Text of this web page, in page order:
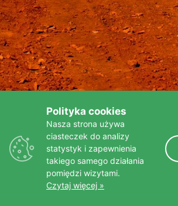
KONTAKT
FRIENDS
Polityka cookies
Nasza strona używa
ciasteczek do analizy
statystyk i zapewnienia
takiego samego działania
pomiędzi wizytami.
Czytaj więcej »